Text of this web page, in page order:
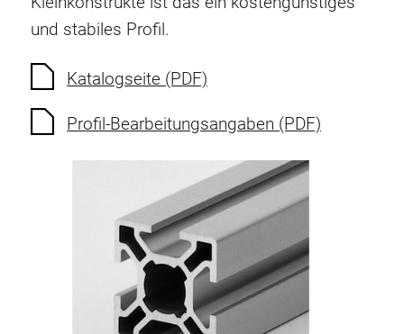
und stabiles Profil.
Katalogseite (PDF)
Profil-Bearbeitungsangaben (PDF)